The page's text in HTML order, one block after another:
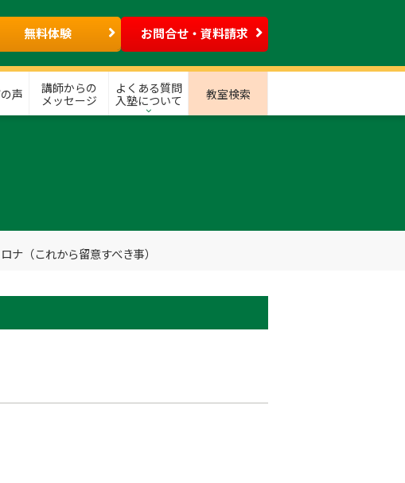
無料体験 お問合せ・資料請求
声
講師からの
メッセージ
よくある質問
入塾について
教室検索
ナ（これから留意すべき事）